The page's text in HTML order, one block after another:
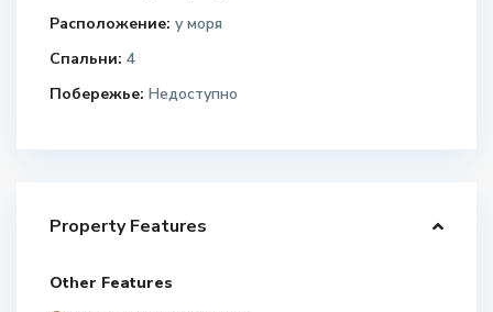
Расположение: у моря
Спальни: 4
Побережье: Недоступно
Property Features
Other Features